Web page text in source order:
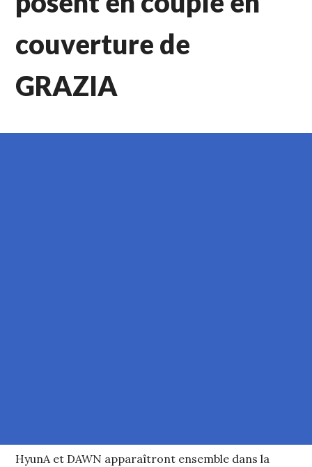
couverture de
GRAZIA
HyunA et DAWN apparaîtront ensemble dans la